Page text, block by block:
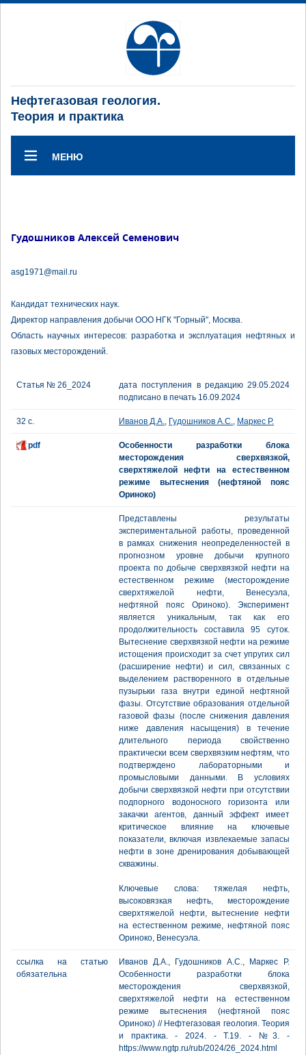
Нефтегазовая геология.
Теория и практика
МЕНЮ
Гудошников Алексей Семенович
asg1971@mail.ru
Кандидат технических наук.
Директор направления добычи ООО НГК "Горный", Москва.
Область научных интересов: разработка и эксплуатация нефтяных и
газовых месторождений.
Статья № 26_2024
дата поступления в редакцию 29.05.2024
подписано в печать 16.09.2024
32 с. Иванов Д.А., Гудошников А.С., Маркес Р.
pdf
Особенности разработки блока
месторождения сверхвязкой,
сверхтяжелой нефти на естественном
режиме вытеснения (нефтяной пояс
Ориноко)
Представлены результаты
экспериментальной работы, проведенной
в рамках снижения неопределенностей в
прогнозном уровне добычи крупного
проекта по добыче сверхвязкой нефти на
естественном режиме (месторождение
сверхтяжелой нефти, Венесуэла,
нефтяной пояс Ориноко). Эксперимент
является уникальным, так как его
продолжительность составила 95 суток.
Вытеснение сверхвязкой нефти на режиме
истощения происходит за счет упругих сил
(расширение нефти) и сил, связанных с
выделением растворенного в отдельные
пузырьки газа внутри единой нефтяной
фазы. Отсутствие образования отдельной
газовой фазы (после снижения давления
ниже давления насыщения) в течение
длительного периода свойственно
практически всем сверхвязким нефтям, что
подтверждено лабораторными и
промысловыми данными. В условиях
добычи сверхвязкой нефти при отсутствии
подпорного водоносного горизонта или
закачки агентов, данный эффект имеет
критическое влияние на ключевые
показатели, включая извлекаемые запасы
нефти в зоне дренирования добывающей
скважины.
Ключевые слова: тяжелая нефть,
высоковязкая нефть, месторождение
сверхтяжелой нефти, вытеснение нефти
на естественном режиме, нефтяной пояс
Ориноко, Венесуэла.
ссылка на статью
обязательна
Иванов Д.А., Гудошников А.С., Маркес Р.
Особенности разработки блока
месторождения сверхвязкой,
сверхтяжелой нефти на естественном
режиме вытеснения (нефтяной пояс
Ориноко) // Нефтегазовая геология. Теория
и практика. - 2024. - Т.19. - №3. -
https://www.ngtp.ru/rub/2024/26_2024.html